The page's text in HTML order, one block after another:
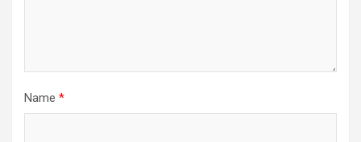
Name *